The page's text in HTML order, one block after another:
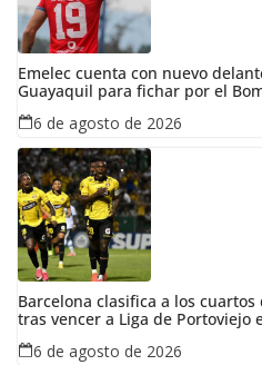
Emelec cuenta con nuevo
Guayaquil para fichar por el
6 de agosto de 2026
Barcelona clasifica a los
tras vencer a Liga de Portoviejo
6 de agosto de 2026